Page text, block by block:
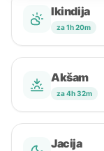
Ikindija
za 1h 20m
Akšam
za 4h 32m
Jacija